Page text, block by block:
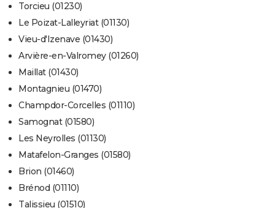
Torcieu (01230)
Le Poizat-Lalleyriat (01130)
Vieu-d'Izenave (01430)
Arvière-en-Valromey (01260)
Maillat (01430)
Montagnieu (01470)
Champdor-Corcelles (01110)
Samognat (01580)
Les Neyrolles (01130)
Matafelon-Granges (01580)
Brion (01460)
Brénod (01110)
Talissieu (01510)